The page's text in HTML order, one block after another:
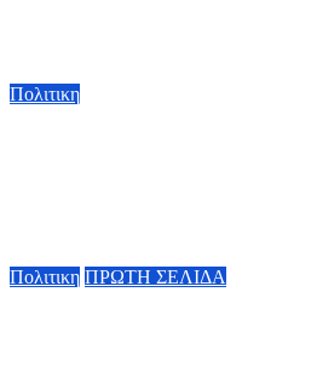
Πολιτικη
Πολιτικη ΠΡΩΤΗ ΣΕΛΙΔΑ